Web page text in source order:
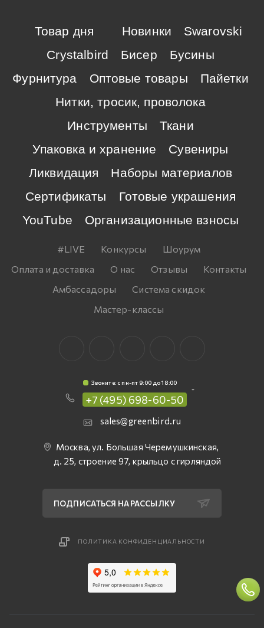
Товар дня Новинки
Swarovski
Crystalbird
Бисер
Бусины
Фурнитура
Оптовые товары
Пайетки
Нитки, тросик, проволока
Инструменты
Ткани
Упаковка и хранение
Сувениры
Ликвидация
Наборы материалов
Сертификаты
Готовые украшения
YouTube
Организационные взносы
#LIVE Конкурсы
Шоурум
Оплата и доставка
О нас Отзывы
Контакты
Амбассадоры
Система скидок
Мастер-классы
Звоните: c пн-пт 9:00 до 18:00
+7 (495) 698-60-50
sales@greenbird.ru
Москва, ул. Большая Черемушкинская,
д. 25, строение 97, крыльцо с гирляндой
ПОДПИСАТЬСЯ НА РАССЫЛКУ
ПОЛИТИКА КОНФИДЕНЦИАЛЬНОСТИ